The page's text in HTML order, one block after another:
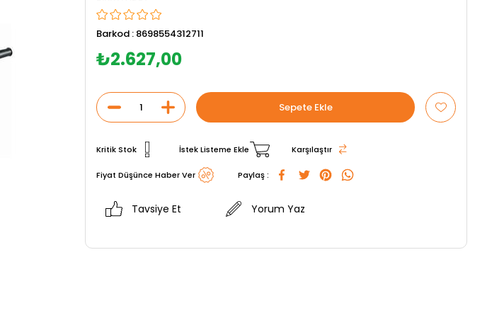
Barkod : 8698554312711
₺2.627,00
Kritik Stok İstek Listeme Ekle Karşılaştır
Fiyat Düşünce Haber Ver Paylaş :
Tavsiye Et Yorum Yaz